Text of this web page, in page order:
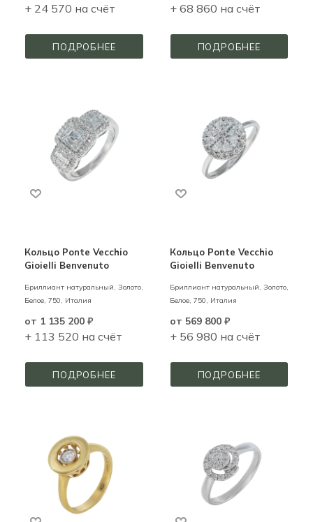
+ 24 570 на счёт
ПОДРОБНЕЕ
+ 68 860 на счёт
ПОДРОБНЕЕ
Кольцо Ponte Vecchio
Gioielli Benvenuto
Бриллиант натуральный, Золото,
Белое, 750, Италия
от 1 135 200 ₽
+ 113 520 на счёт
ПОДРОБНЕЕ
Кольцо Ponte Vecchio
Gioielli Benvenuto
Бриллиант натуральный, Золото,
Белое, 750, Италия
от 569 800 ₽
+ 56 980 на счёт
ПОДРОБНЕЕ